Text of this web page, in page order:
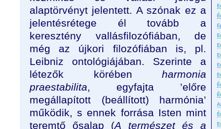
alaptörvényt jelentett. A szónak ez a
jelentésrétege él tovább a
keresztény vallásfilozófiában, de
még az újkori filozófiában is, pl.
Leibniz ontológiájában. Szerinte a
létezők körében harmonia
praestabilita, egyfajta ’előre
megállapított (beállított) harmónia’
működik, s ennek forrása Isten mint
teremtő ősalap (A természet és a